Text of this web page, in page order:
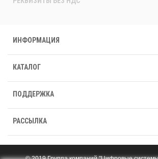
ИНФОРМАЦИЯ
КАТАЛОГ
ПОДДЕРЖКА
РАССЫЛКА